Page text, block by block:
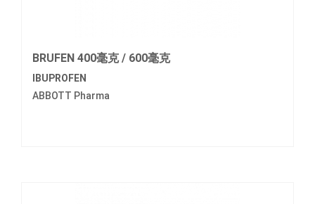
BRUFEN 400毫克 / 600毫克
IBUPROFEN
ABBOTT Pharma